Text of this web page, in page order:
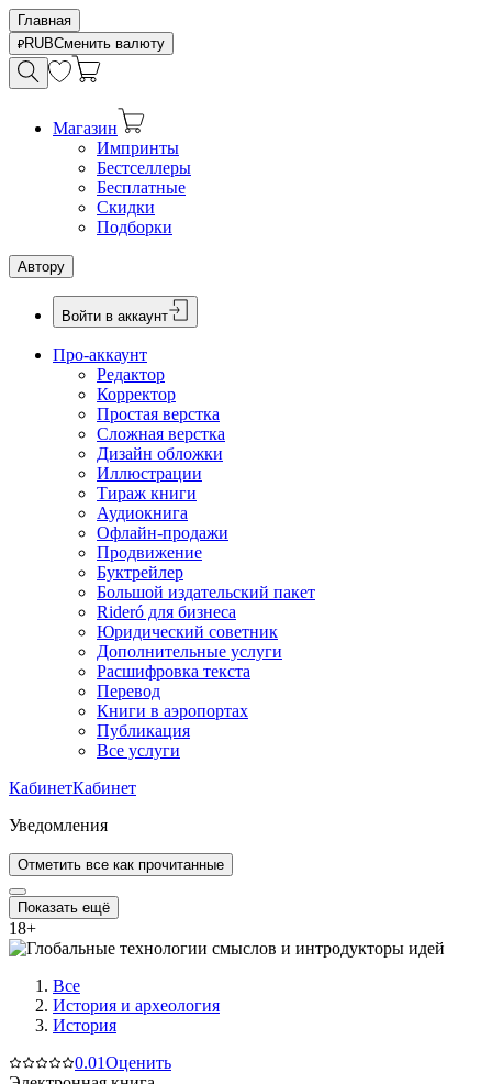
Главная
RUBСменить валюту
Магазин
Импринты
Бестселлеры
Бесплатные
Скидки
Подборки
Автору
Войти в аккаунт
Про-аккаунт
Редактор
Корректор
Простая верстка
Сложная верстка
Дизайн обложки
Иллюстрации
Тираж книги
Аудиокнига
Офлайн-продажи
Продвижение
Буктрейлер
Большой издательский пакет
Rideró для бизнеса
Юридический советник
Дополнительные услуги
Расшифровка текста
Перевод
Книги в аэропортах
Публикация
Все услуги
КабинетКабинет
Уведомления
Отметить все как прочитанные
Показать ещё
18+
Все
История и археология
История
0.01Оценить